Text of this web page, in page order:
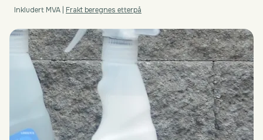
Inkludert MVA | Frakt beregnes etterpå